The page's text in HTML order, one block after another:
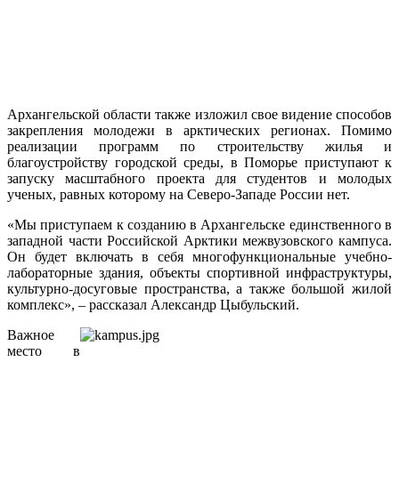
Архангельской области также изложил свое видение способов
закрепления молодежи в арктических регионах. Помимо
реализации программ по строительству жилья и
благоустройству городской среды, в Поморье приступают к
запуску масштабного проекта для студентов и молодых
ученых, равных которому на Северо-Западе России нет.
«Мы приступаем к созданию в Архангельске единственного в
западной части Российской Арктики межвузовского кампуса.
Он будет включать в себя многофункциональные учебно-
лабораторные здания, объекты спортивной инфраструктуры,
культурно-досуговые пространства, а также большой жилой
комплекс», – рассказал Александр Цыбульский.
Важное
место в